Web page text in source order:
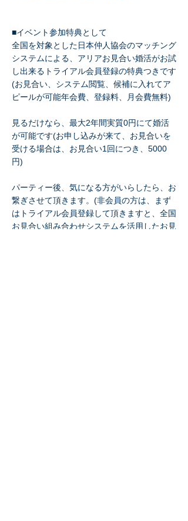
■イベント参加特典として
全国を対象とした日本仲人協会のマッチング
システムによる、アリアお見合い婚活がお試
し出来るトライアル会員登録の特典つきです
(お見合い、システム閲覧、候補に入れてア
ピールが可能年会費、登録料、月会費無料)
見るだけなら、最大2年間実質0円にて婚活
が可能です(お申し込みが来て、お見合いを
受ける場合は、お見合い1回につき、5000
円)
パーティー後、気になる方がいらしたら、お
繋ぎさせて頂きます。(非会員の方は、まず
はトライアル会員登録して頂きますと、全国
お見合い組み合わせシステムを活用したお見